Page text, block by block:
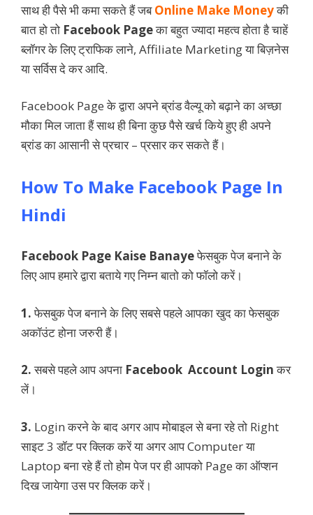
साथ ही पैसे भी कमा सकते हैं जबOnline Make Moneyकी
बात हो तो Facebook Pageका बहुत ज्यादा महत्व होता है चाहें
ब्लॉगर के लिए ट्राफिक लाने, Affiliate Marketing या बिज़नेस
या सर्विस दे कर आदि.
Facebook Page के द्वारा अपने ब्रांड वैल्यू को बढ़ाने का अच्छा
मौका मिल जाता हैं साथ ही बिना कुछ पैसे खर्च किये हुए ही अपने
ब्रांड का आसानी से प्रचार – प्रसार कर सकते हैं।
How To Make Facebook Page In
Hindi
Facebook Page Kaise Banayeफेसबुक पेज बनाने के
लिए आप हमारे द्वारा बताये गए निम्न बातो को फॉलो करें।
1.फेसबुक पेज बनाने के लिए सबसे पहले आपका खुद का फेसबुक
अकॉउंट होना जरुरी हैं।
2.सबसे पहले आप अपना Facebook Account Loginकर
लें।
3. Login करने के बाद अगर आप मोबाइल से बना रहे तो Right
साइट 3 डॉट पर क्लिक करें या अगर आप Computer या
Laptop बना रहे हैं तो होम पेज पर ही आपको Page का ऑप्शन
दिख जायेगा उस पर क्लिक करें।